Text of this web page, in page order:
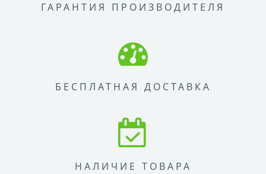
ГАРАНТИЯ ПРОИЗВОДИТЕЛЯ
БЕСПЛАТНАЯ ДОСТАВКА
НАЛИЧИЕ ТОВАРА